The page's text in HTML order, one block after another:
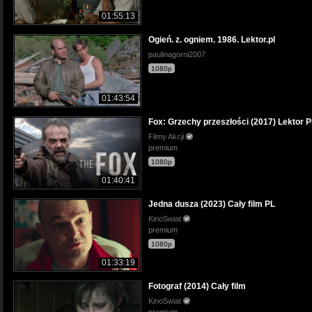
01:55:13
01:43:54
Ogień. z. ogniem. 1986. Lektor.pl
paulinagorni2007
1080p
01:40:41
Fox: Grzechy przeszłości (2017) Lektor
Filmy Akcji
premium
1080p
01:33:19
Jedna dusza (2023) Cały film PL
KinoSwiat
premium
1080p
Fotograf (2014) Cały film
KinoSwiat